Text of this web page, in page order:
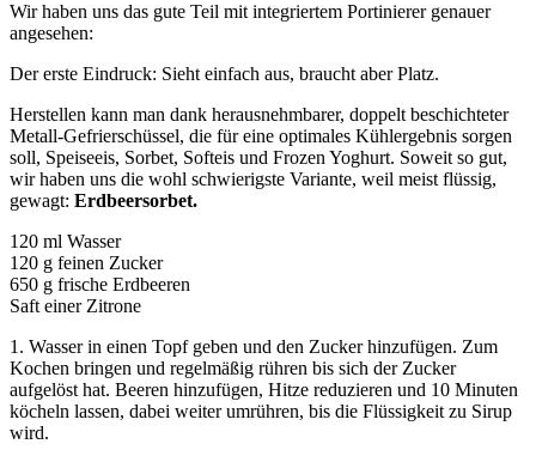
Wir haben uns das gute Teil mit integriertem Portinierer genauer
angesehen:
Der erste Eindruck: Sieht einfach aus, braucht aber Platz.
Herstellen kann man dank herausnehmbarer, doppelt beschichteter
Metall-Gefrierschüssel, die für eine optimales Kühlergebnis sorgen
soll, Speiseeis, Sorbet, Softeis und Frozen Yoghurt. Soweit so gut,
wir haben uns die wohl schwierigste Variante, weil meist flüssig,
gewagt: Erdbeersorbet.
120 ml Wasser
120 g feinen Zucker
650 g frische Erdbeeren
Saft einer Zitrone
1. Wasser in einen Topf geben und den Zucker hinzufügen. Zum
Kochen bringen und regelmäßig rühren bis sich der Zucker
aufgelöst hat. Beeren hinzufügen, Hitze reduzieren und 10 Minuten
köcheln lassen, dabei weiter umrühren, bis die Flüssigkeit zu Sirup
wird.